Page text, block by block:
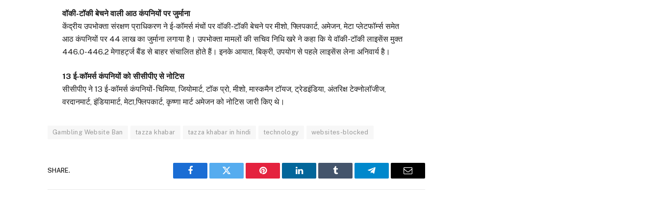
वॉकी-टॉकी बेचने वाली आठ कंपनियों पर जुर्माना
केंद्रीय उपभोक्ता संरक्षण प्राधिकरण ने ई-कॉमर्स मंचों पर वॉकी-टॉकी बेचने पर मीशो, फ्लिपकार्ट, अमेजन, मेटा प्लेटफॉर्म्स समेत
आठ कंपनियों पर 44 लाख का जुर्माना लगाया है। उपभोक्ता मामलों की सचिव निधि खरे ने कहा कि ये वॉकी-टॉकी लाइसेंस मुक्त
446.0-446.2 मेगाहर्ट्ज बैंड से बाहर संचालित होते हैं। इनके आयात, बिक्री, उपयोग से पहले लाइसेंस लेना अनिवार्य है।
13 ई-कॉमर्स कंपनियों को सीसीपीए से नोटिस
सीसीपीए ने 13 ई-कॉमर्स कंपनियों- चिमिया, जियोमार्ट, टॉक प्रो, मीशो, मास्कमैन टॉयज, ट्रेडइंडिया, अंतरिक्ष टेक्नोलॉजीज,
वरदानमार्ट, इंडियामार्ट, मेटा,फ्लिपकार्ट, कृष्णा मार्ट अमेजन को नोटिस जारी किए थे।
Gambling Website Ban tazza khabar tazza khabar in hindi technology websites-blocked
SHARE.
Facebook Twitter Pinterest LinkedIn Tumblr Telegram Email